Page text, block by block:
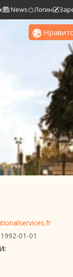
News Логин
1992-01-01